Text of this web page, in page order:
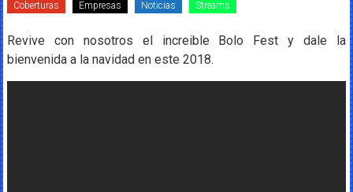
Coberturas Empresas Noticias Streams
Revive con nosotros el increible Bolo Fest y dale la
bienvenida a la navidad en este 2018.